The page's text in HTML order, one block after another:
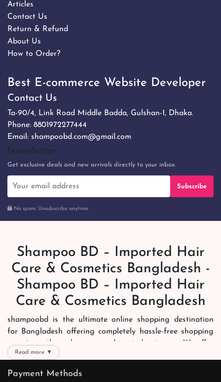
Articles
Contact Us
Return & Refund
About Us
How to Order?
Best E-commerce Website Developer
Contact Us
Ta-90/4, Link Road Middle Badda, Gulshan-1, Dhaka.
Phone: 8801972277444
Email: shampoobd.com@gmail.com
Newsletter
Get exclusive deals and new arrivals directly to your inbox.
Subscribe
No spam. Unsubscribe anytime.
Shampoo BD – Imported Hair
Care & Cosmetics Bangladesh -
Shampoo BD – Imported Hair
Care & Cosmetics Bangladesh
shampoobd is the ultimate online shopping destination
for Bangladesh offering completely hassle-free shopping
experience through secure and trusted gateways. We offer
you trendy and reliable shopping with all your preferred
always joyous. We help you mark the exact choice here.
Read more ▼
Payment Methods